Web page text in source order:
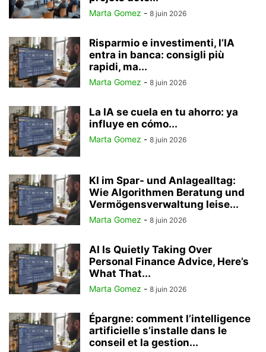
Marta Gomez - 8 juin 2026
Risparmio e investimenti, l’IA
entra in banca: consigli più
rapidi, ma...
Marta Gomez - 8 juin 2026
La IA se cuela en tu ahorro: ya
influye en cómo...
Marta Gomez - 8 juin 2026
KI im Spar- und Anlagealltag:
Wie Algorithmen Beratung und
Vermögensverwaltung leise...
Marta Gomez - 8 juin 2026
AI Is Quietly Taking Over
Personal Finance Advice, Here’s
What That...
Marta Gomez - 8 juin 2026
Épargne: comment l’intelligence
artificielle s’installe dans le
conseil et la gestion...